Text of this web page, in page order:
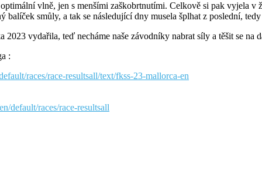
vlně, jen s menšími zaškobrtnutími. Celkově si pak vyjela
balíček smůly, a tak se následující dny musela šplhat z poslední,
2023 vydařila, teď necháme naše závodníky nabrat síly a těšit se na
:
races/race-resultsall/text/fkss-23-mallorca-en
default/races/race-resultsall